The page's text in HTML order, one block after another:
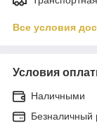
Все условия
Условия
Наличными
Безналичный